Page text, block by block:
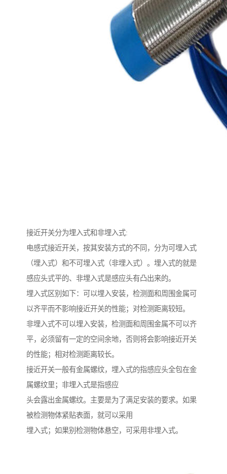
接近开关分为埋入式和非埋入式:
电感式接近开关，按其安装方式的不同，分为可埋入式
（埋入式）和不可埋入式（非埋入式）。埋入式的就是
感应头式平的、非埋入式是感应头有凸出来的。
埋入式区别如下：可以埋入安装，检测面和周围金属可
以齐平而不影响接近开关的性能；对检测距离较短。
非埋入式不可以埋入安装，检测面和周围金属不可以齐
平，必须留有一定的空间余地，否则将会影响接近开关
的性能；相对检测距离较长。
接近开关一般有金属螺纹，埋入式的指感应头全包在金
属螺纹里；非埋入式是指感应
头会露出金属螺纹。主要是为了满足安装的要求。如果
被检测物体紧贴表面，就可以采用
埋入式；如果别检测物体悬空，可采用非埋入式。